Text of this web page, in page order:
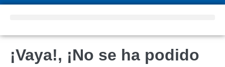
¡Vaya!, ¡No se ha podido